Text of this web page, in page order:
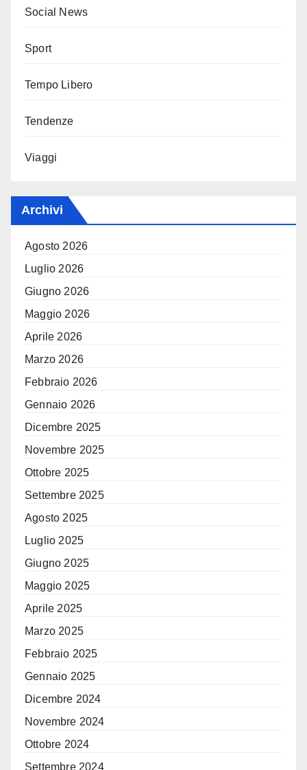
Social News
Sport
Tempo Libero
Tendenze
Viaggi
Archivi
Agosto 2026
Luglio 2026
Giugno 2026
Maggio 2026
Aprile 2026
Marzo 2026
Febbraio 2026
Gennaio 2026
Dicembre 2025
Novembre 2025
Ottobre 2025
Settembre 2025
Agosto 2025
Luglio 2025
Giugno 2025
Maggio 2025
Aprile 2025
Marzo 2025
Febbraio 2025
Gennaio 2025
Dicembre 2024
Novembre 2024
Ottobre 2024
Settembre 2024